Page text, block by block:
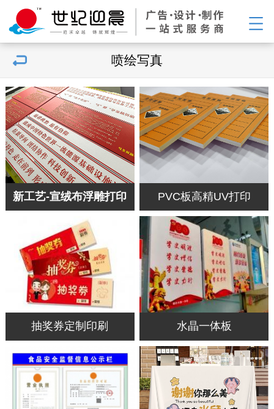
喷绘写真
新工艺-宣绒布浮雕打印 PVC板高精UV打印
抽奖券定制印刷 水晶一体板